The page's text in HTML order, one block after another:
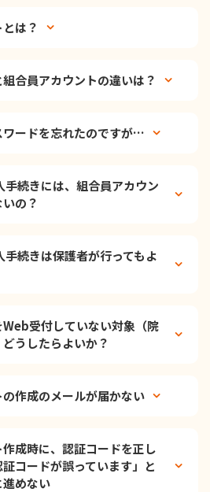
は？
合員アカウントの違いは？
ワードを忘れたのですが…
続きには、組合員アカウン
の？
続きは保護者が行ってもよ
受付していない対象（院
うしたらよいか？
作成のメールが届かない
成時に、認証コードを正し
コードが誤っています」と
めない